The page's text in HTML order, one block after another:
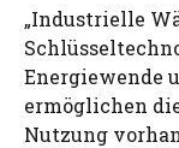
„Industrielle
Energiewende
ermöglichen
Nutzung